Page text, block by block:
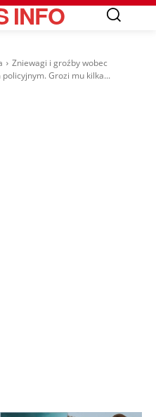
INFO
Zniewagi i groźby wobec
Grozi mu kilka...